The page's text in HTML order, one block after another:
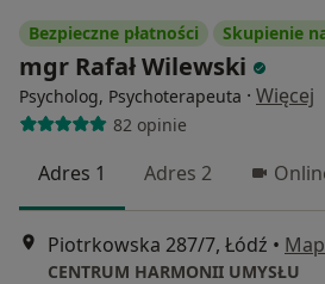
Bezpieczne płatności Skupienie
mgr Rafał Wilewski
Psycholog, Psychoterapeuta · Więcej
82 opinie
Adres 1 Adres 2
Piotrkowska 287/7, Łódź •
CENTRUM HARMONII UMYSŁU